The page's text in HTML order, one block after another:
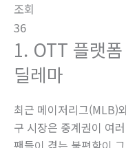
조회
36
1. OTT 플랫
딜레마
최근 메이저리그(MLB)
구 시장은 중계권이 여